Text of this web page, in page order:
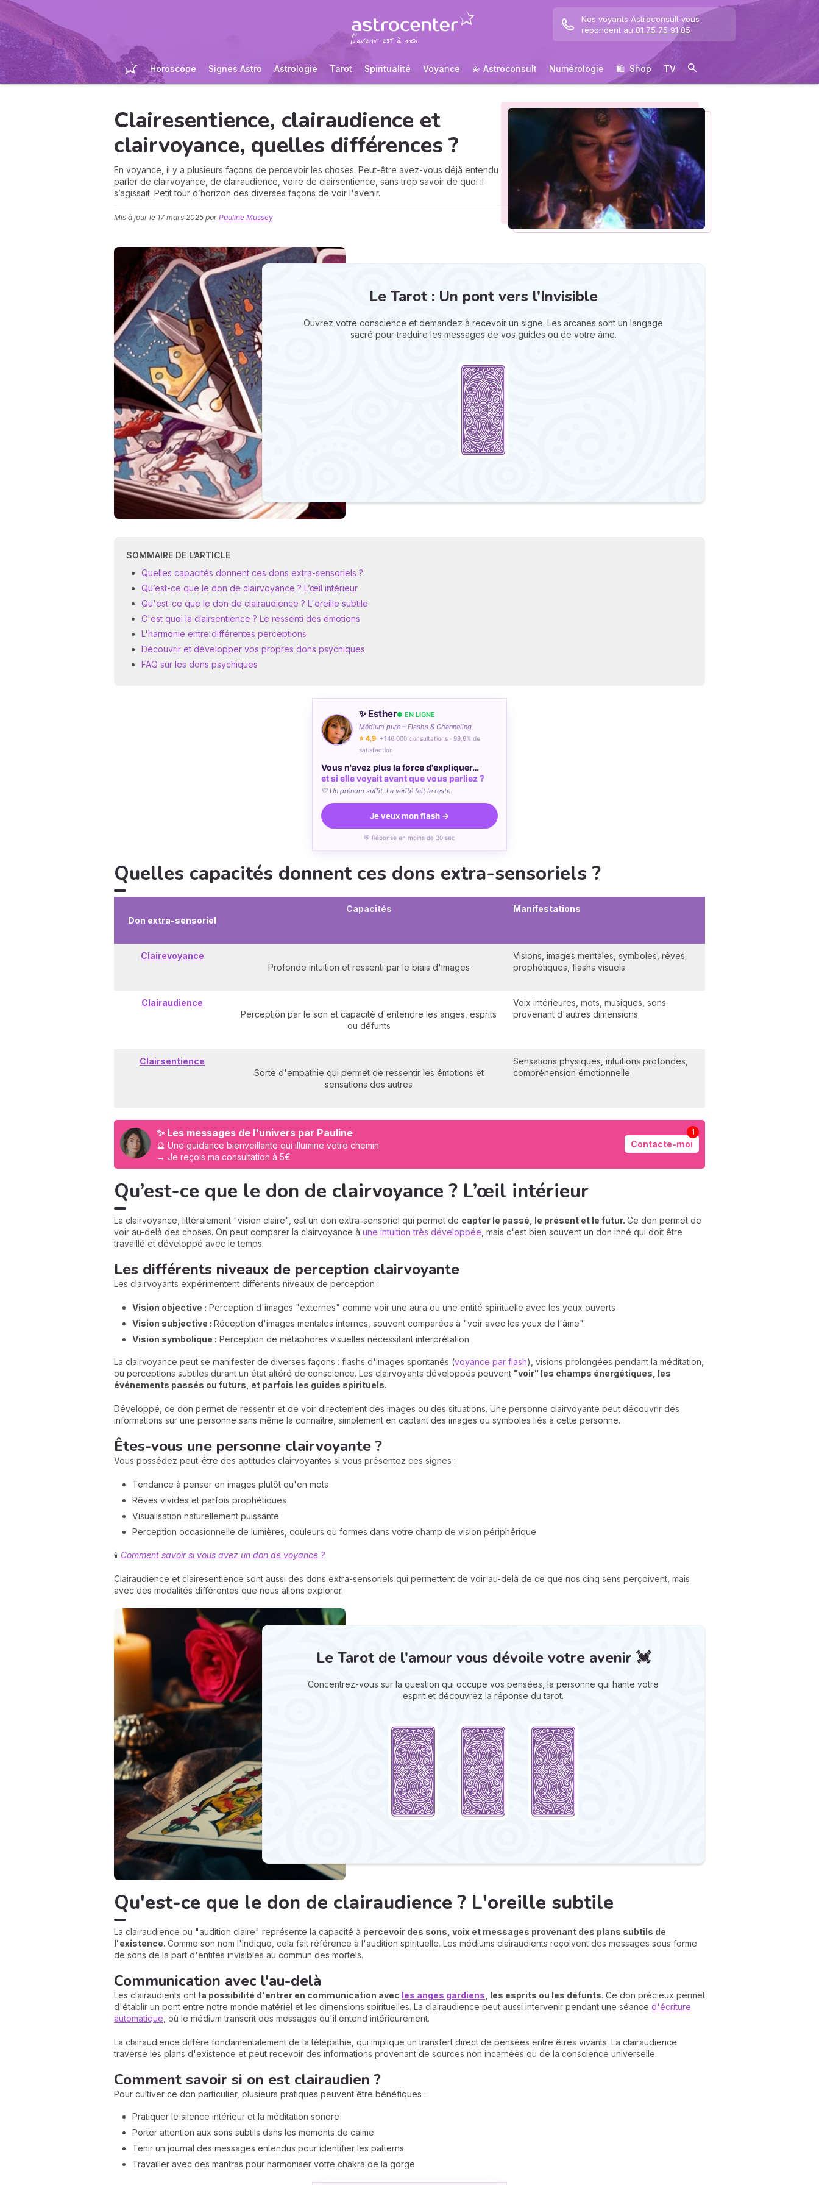
Nos voyants Astroconsult vous
répondent au 01 75 75 91 05
Horoscope Signes Astro Astrologie Tarot Spiritualité Voyance 💫 Astroconsult Numérologie 🛍 ️ Shop TV
Clairesentience, clairaudience et
clairvoyance, quelles différences ?
En voyance, il y a plusieurs façons de percevoir les choses. Peut-être avez-vous déjà entendu
parler de clairvoyance, de clairaudience, voire de clairsentience, sans trop savoir de quoi il
s’agissait. Petit tour d’horizon des diverses façons de voir l'avenir.
Mis à jour le 17 mars 2025 par Pauline Mussey
Le Tarot : Un pont vers l'Invisible
Ouvrez votre conscience et demandez à recevoir un signe. Les arcanes sont un langage
sacré pour traduire les messages de vos guides ou de votre âme.
SOMMAIRE DE L’ARTICLE
Quelles capacités donnent ces dons extra-sensoriels ?
Qu’est-ce que le don de clairvoyance ? L’œil intérieur
Qu'est-ce que le don de clairaudience ? L'oreille subtile
C'est quoi la clairsentience ? Le ressenti des émotions
L'harmonie entre différentes perceptions
Découvrir et développer vos propres dons psychiques
FAQ sur les dons psychiques
✨ Esther● EN LIGNE
Médium pure – Flashs & Channeling
⭐ 4,9· +146 000 consultations · 99,6% de
satisfaction
Vous n'avez plus la force d'expliquer…
et si elle voyait avant que vous parliez ?
🤍 Un prénom suffit. La vérité fait le reste.
Je veux mon flash →
💬 Réponse en moins de 30 sec
Quelles capacités donnent ces dons extra-sensoriels ?
Don extra-sensoriel
Capacités Manifestations
Clairevoyance
Profonde intuition et ressenti par le biais d'images
Visions, images mentales, symboles, rêves
prophétiques, flashs visuels
Clairaudience
Perception par le son et capacité d'entendre les anges, esprits
ou défunts
Voix intérieures, mots, musiques, sons
provenant d'autres dimensions
Clairsentience
Sorte d'empathie qui permet de ressentir les émotions et
sensations des autres
Sensations physiques, intuitions profondes,
compréhension émotionnelle
✨ Les messages de l'univers par Pauline
🔮 Une guidance bienveillante qui illumine votre chemin
→ Je reçois ma consultation à 5€
Contacte-moi
1
Qu’est-ce que le don de clairvoyance ? L’œil intérieur
La clairvoyance, littéralement "vision claire", est un don extra-sensoriel qui permet de capter le passé, le présent et le futur. Ce don permet de
voir au-delà des choses. On peut comparer la clairvoyance à une intuition très développée , mais c'est bien souvent un don inné qui doit être
travaillé et développé avec le temps.
Les différents niveaux de perception clairvoyante
Les clairvoyants expérimentent différents niveaux de perception :
Vision objective : Perception d'images "externes" comme voir une aura ou une entité spirituelle avec les yeux ouverts
Vision subjective : Réception d'images mentales internes, souvent comparées à "voir avec les yeux de l'âme"
Vision symbolique : Perception de métaphores visuelles nécessitant interprétation
La clairvoyance peut se manifester de diverses façons : flashs d'images spontanés (voyance par flash), visions prolongées pendant la méditation,
ou perceptions subtiles durant un état altéré de conscience. Les clairvoyants développés peuvent "voir" les champs énergétiques, les
événements passés ou futurs, et parfois les guides spirituels.
Développé, ce don permet de ressentir et de voir directement des images ou des situations. Une personne clairvoyante peut découvrir des
informations sur une personne sans même la connaître, simplement en captant des images ou symboles liés à cette personne.
Êtes-vous une personne clairvoyante ?
Vous possédez peut-être des aptitudes clairvoyantes si vous présentez ces signes :
Tendance à penser en images plutôt qu'en mots
Rêves vivides et parfois prophétiques
Visualisation naturellement puissante
Perception occasionnelle de lumières, couleurs ou formes dans votre champ de vision périphérique
🕯️ Comment savoir si vous avez un don de voyance ?
Clairaudience et clairesentience sont aussi des dons extra-sensoriels qui permettent de voir au-delà de ce que nos cinq sens perçoivent, mais
avec des modalités différentes que nous allons explorer.
Le Tarot de l'amour vous dévoile votre avenir 💓
Concentrez-vous sur la question qui occupe vos pensées, la personne qui hante votre
esprit et découvrez la réponse du tarot.
Qu'est-ce que le don de clairaudience ? L'oreille subtile
La clairaudience ou "audition claire" représente la capacité à percevoir des sons, voix et messages provenant des plans subtils de
l'existence. Comme son nom l'indique, cela fait référence à l'audition spirituelle. Les médiums clairaudients reçoivent des messages sous forme
de sons de la part d'entités invisibles au commun des mortels.
Communication avec l'au-delà
Les clairaudients ont la possibilité d'entrer en communication avec les anges gardiens , les esprits ou les défunts. Ce don précieux permet
d'établir un pont entre notre monde matériel et les dimensions spirituelles. La clairaudience peut aussi intervenir pendant une séance d'écriture
automatique , où le médium transcrit des messages qu'il entend intérieurement.
La clairaudience diffère fondamentalement de la télépathie, qui implique un transfert direct de pensées entre êtres vivants. La clairaudience
traverse les plans d'existence et peut recevoir des informations provenant de sources non incarnées ou de la conscience universelle.
Comment savoir si on est clairaudien ?
Pour cultiver ce don particulier, plusieurs pratiques peuvent être bénéfiques :
Pratiquer le silence intérieur et la méditation sonore
Porter attention aux sons subtils dans les moments de calme
Tenir un journal des messages entendus pour identifier les patterns
Travailler avec des mantras pour harmoniser votre chakra de la gorge